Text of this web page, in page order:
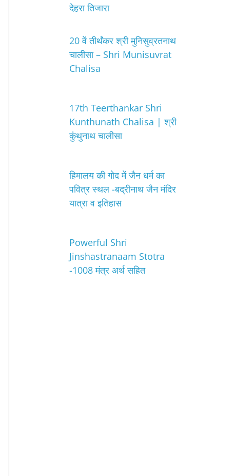
देहरा तिजारा
20 वें तीर्थंकर श्री मुनिसुव्रतनाथ
चालीसा – Shri Munisuvrat
Chalisa
17th Teerthankar Shri
Kunthunath Chalisa | श्री
कुंथुनाथ चालीसा
हिमालय की गोद में जैन धर्म का
पवित्र स्थल -बद्रीनाथ जैन मंदिर
यात्रा व इतिहास
Powerful Shri
Jinshastranaam Stotra
-1008 मंत्र अर्थ सहित